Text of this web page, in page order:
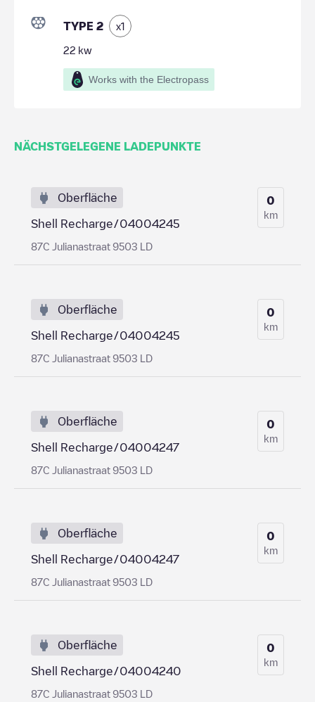
TYPE 2 x1
22 kw
Works with the Electropass
NÄCHSTGELEGENE LADEPUNKTE
Oberfläche
Shell Recharge/04004245
87C Julianastraat 9503 LD
0
km
Oberfläche
Shell Recharge/04004245
87C Julianastraat 9503 LD
0
km
Oberfläche
Shell Recharge/04004247
87C Julianastraat 9503 LD
0
km
Oberfläche
Shell Recharge/04004247
87C Julianastraat 9503 LD
0
km
Oberfläche
Shell Recharge/04004240
87C Julianastraat 9503 LD
0
km